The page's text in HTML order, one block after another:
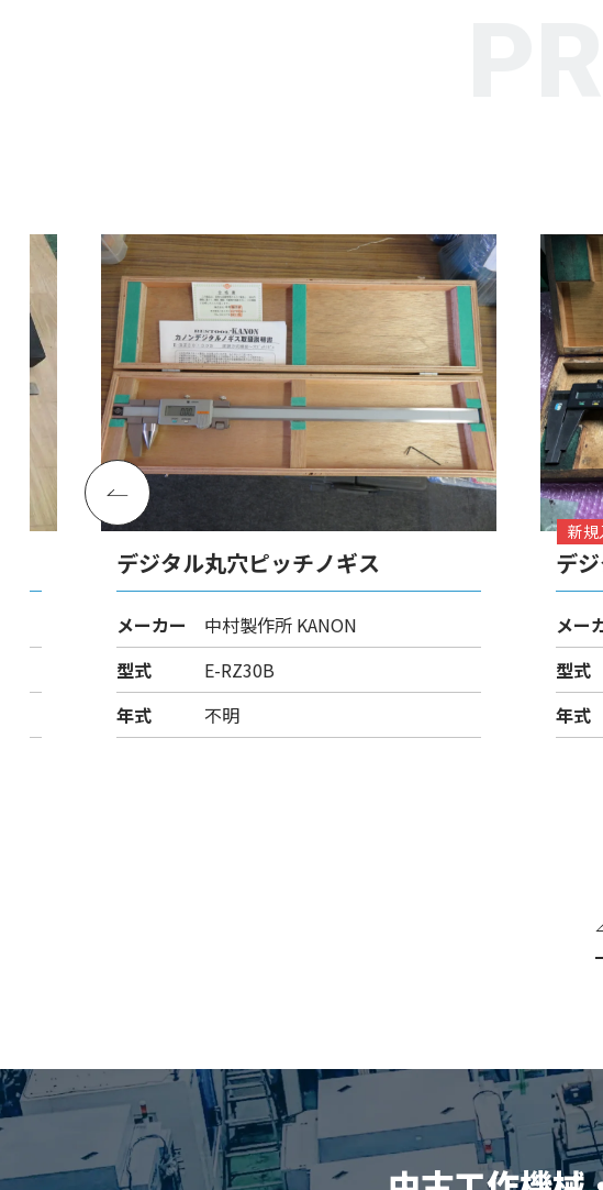
デジタル丸穴ピッチノギス
メーカー
中村製作所 KANON
型式
E-RZ30B
年式
不明
新規
デ
メー
型式
年式